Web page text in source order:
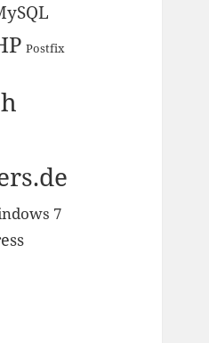
Postfix
7